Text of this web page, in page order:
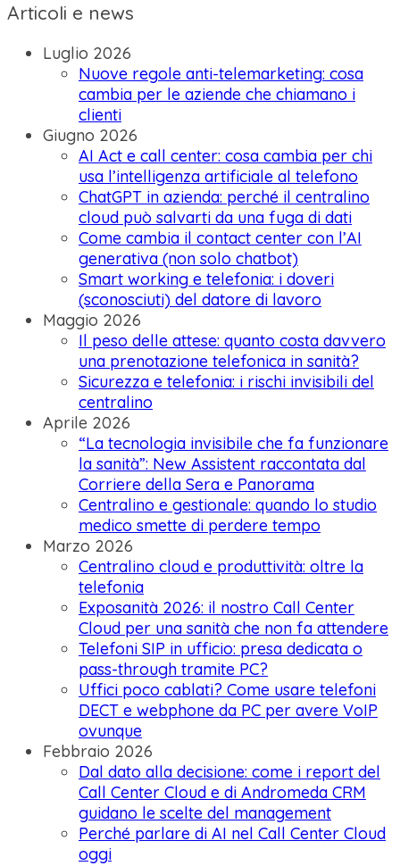
Articoli e news
Luglio 2026
Nuove regole anti-telemarketing: cosa
cambia per le aziende che chiamano i
clienti
Giugno 2026
AI Act e call center: cosa cambia per chi
usa l’intelligenza artificiale al telefono
ChatGPT in azienda: perché il centralino
cloud può salvarti da una fuga di dati
Come cambia il contact center con l’AI
generativa (non solo chatbot)
Smart working e telefonia: i doveri
(sconosciuti) del datore di lavoro
Maggio 2026
Il peso delle attese: quanto costa davvero
una prenotazione telefonica in sanità?
Sicurezza e telefonia: i rischi invisibili del
centralino
Aprile 2026
“La tecnologia invisibile che fa funzionare
la sanità”: New Assistent raccontata dal
Corriere della Sera e Panorama
Centralino e gestionale: quando lo studio
medico smette di perdere tempo
Marzo 2026
Centralino cloud e produttività: oltre la
telefonia
Exposanità 2026: il nostro Call Center
Cloud per una sanità che non fa attendere
Telefoni SIP in ufficio: presa dedicata o
pass-through tramite PC?
Uffici poco cablati? Come usare telefoni
DECT e webphone da PC per avere VoIP
ovunque
Febbraio 2026
Dal dato alla decisione: come i report del
Call Center Cloud e di Andromeda CRM
guidano le scelte del management
Perché parlare di AI nel Call Center Cloud
oggi